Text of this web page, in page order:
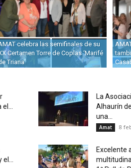
celebra las semifinales de su
Certamen Torre de Coplas ‘Marifé
Triana’
La
Alhaurín
una...
Amat 8
Excelente